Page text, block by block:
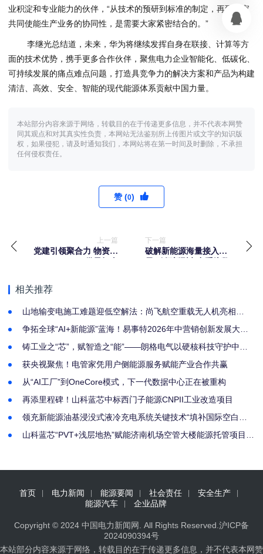
业积淀和专业能力的伙伴，“从技术的预研到标准的制定，再到大家
共同使能生产业务的协同性，是需要大家紧密结合的。”
李继光总结道，未来，华为将继续发挥自身在联接、计算等方
面的技术优势，携手更多合作伙伴，聚焦电力企业智能化、低碳化、
可持续发展的痛点难点问题，打造具竞争力的解决方案和产品为构建
清洁、高效、安全、智能的现代能源体系贡献中国力量。
本站部分内容来源于网络，转载目的在于传递更多信息，并不代表本网赞
同其观点和对其真实性负责，本网站无法鉴别所上传图片或文字的知识版
权，如果侵犯，请及时通知我们，本网站将在第一时间及时删除，不承担
任何侵权责任。
赞 (0)
上一篇
党建引领聚合力 物资保
下一篇
破解新能源海量接入困
相关推荐
山地输变电施工难题迎低空解法：尚飞航空重载无人机亮相
争拓全球“AI+新能源”蓝海！易事特2026年中营销创新发展大会
铸工业之“芯”，赋智造之“能”——朗格电气以硬核科技守护中国
获央视聚焦！电管家凭用户侧能源服务赋能产业合作共赢
从“AI工厂”到OneCore模式，下一代数据中心正在被重构
再添里程碑！山科蓝芯中标西门子能源CNPII工业改造项目
领充新能源油基浸没式液冷充电系统关键技术“填补国际空白，
山科蓝芯“PVT+浅层地热”赋能济南机场空管大楼能源托管项目迎
首页 电力新闻 能源要闻 社会责任
安全生产
能源汽车
企业品牌
Copyright © 2024 中国电力新闻网 . All Rights Reserved. 沪ICP备
2024090394号
本站部分内容来源于网络，转载目的在于传递更多信息，并不代表本网赞